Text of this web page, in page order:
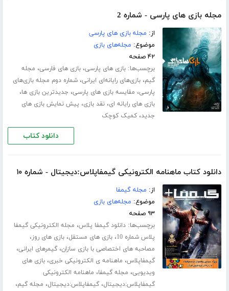
مجله بازی های پارسی - شماره 2
از: مجله بازی های پارسی
موضوع: مجله‌های بازی
۴۲ صفحه
برچسب‌ها:بازی های پارسی،بازی های فارسی، مجله
گیم،بازی‌های رایانه‌ای ایرانی،شماره‌ دوم مجله‌ بازی‌های
پارسی، مقایسه بازی های پارسی، جدیدترین بازی ها،
بازی های رایانه ای،نقد بازی، پیش نمایش بازی های
جدید،کمیک کوچک
دانلود کتاب
دانلود کتاب ماهنامه الکترونیکی گیمفاپلاس:دیجیتال - شماره ۱۰
از: مجله گیمفا
موضوع: مجله‌های بازی
۹۳ صفحه
برچسب‌ها:دانلود گیمفا پلاس، مجله الکترونیکی گیمفا
پلاس شماره 10
،بازی های مستقل،بازی های روز،
مصاحبه های اختصاصی با بازی سازان،گیمرهای ایرانی،
گیمفاپلاس، ماهنامه ی الکترونیکی خبری،بازی های
ویدیویی، مجله گیمفا، ماهنامه الکترونیکی
گیمفاپلاس:دیجیتال،گیمفاپلاس:دیجیتال، مجله گیم،